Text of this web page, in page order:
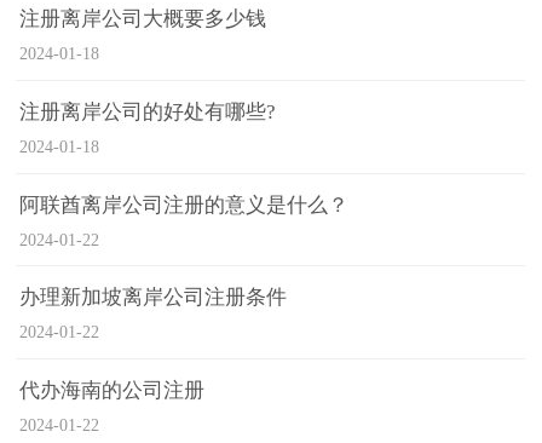
注册离岸公司大概要多少钱
2024-01-18
注册离岸公司的好处有哪些?
2024-01-18
阿联酋离岸公司注册的意义是什么？
2024-01-22
办理新加坡离岸公司注册条件
2024-01-22
代办海南的公司注册
2024-01-22